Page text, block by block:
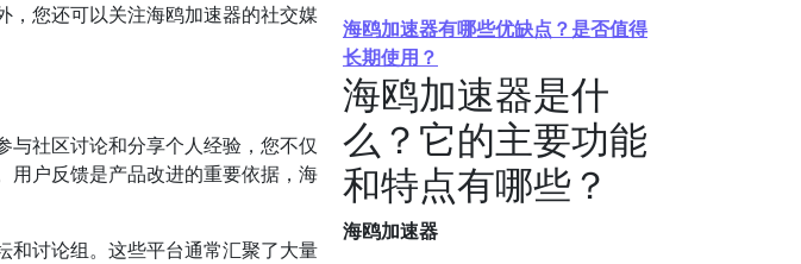
，您还可以关注海鸥加速器的社交媒
社区讨论和分享个人经验，您不仅
用户反馈是产品改进的重要依据，海
和讨论组。这些平台通常汇聚了大量
海鸥加速器有哪些优缺点？是否值得
长期使用？
海鸥加速器是什
么？它的主要功能
和特点有哪些？
海鸥加速器